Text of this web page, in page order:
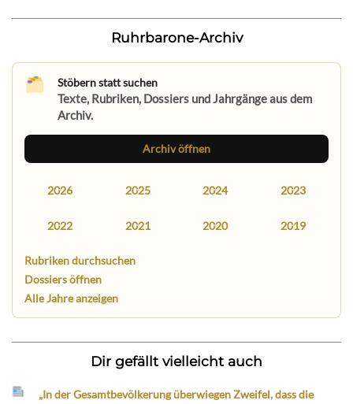
Ruhrbarone-Archiv
Stöbern statt suchen
Texte, Rubriken, Dossiers und Jahrgänge aus dem
Archiv.
Archiv öffnen
2026 2025 2024 2023
2022 2021 2020 2019
Rubriken durchsuchen
Dossiers öffnen
Alle Jahre anzeigen
Dir gefällt vielleicht auch
„In der Gesamtbevölkerung überwiegen Zweifel, dass die